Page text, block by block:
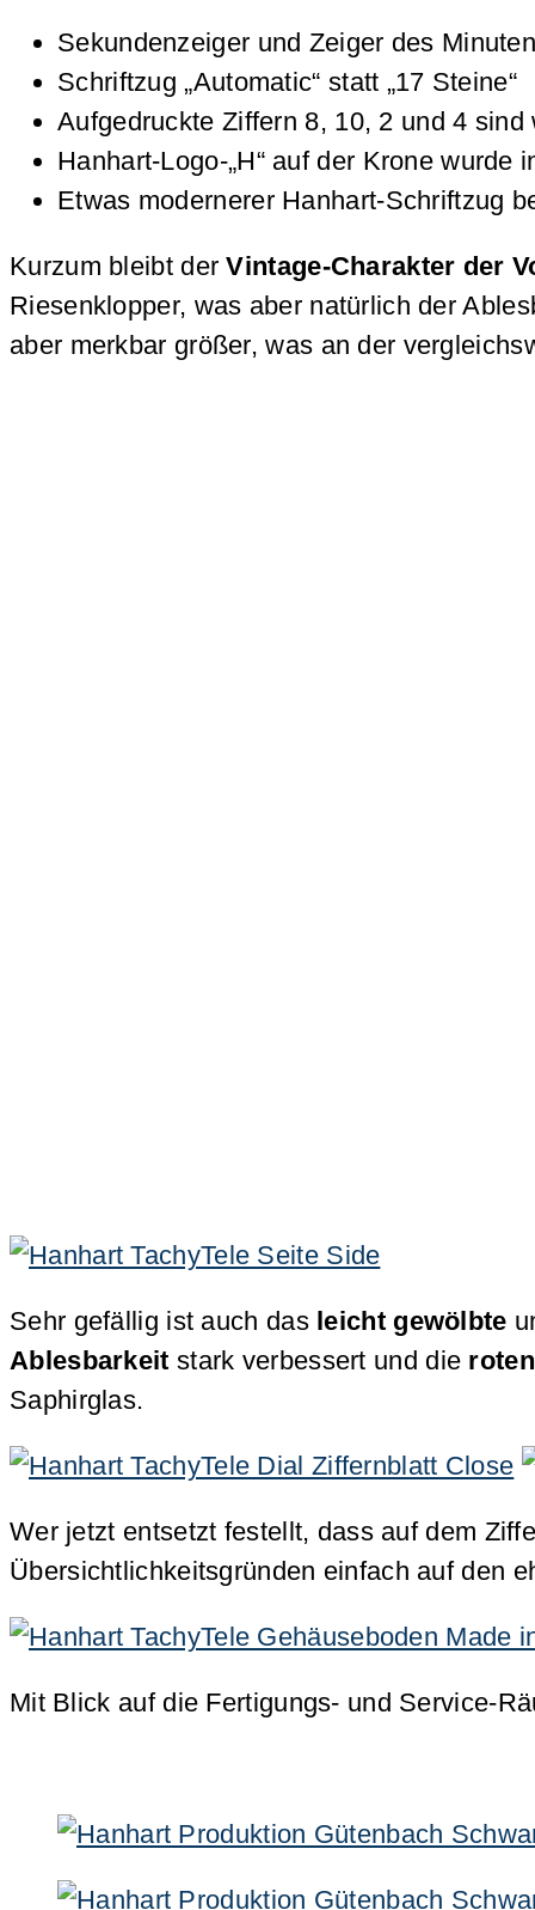
Sekundenzeiger und Zeiger des
Schriftzug „Automatic“ statt „17 Steine“
Aufgedruckte Ziffern 8, 10, 2 und 4 sind
Hanhart-Logo-„H“ auf der Krone wurde
Etwas modernerer Hanhart-Schriftzug
Kurzum bleibt derVintage-Charakter der
Riesenklopper, was aber natürlich der
aber merkbar größer, was an der
Sehr gefällig ist auch das leicht gewölbte
Ablesbarkeit stark verbessert und die
Saphirglas.
Wer jetzt entsetzt festellt, dass auf dem
Übersichtlichkeitsgründen einfach auf den
Mit Blick auf die Fertigungs- und Service-